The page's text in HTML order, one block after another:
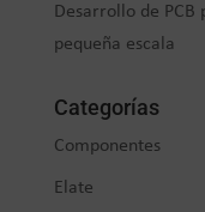
Desarrollo de PCB
pequeña escala
Categorías
Componentes
Elate